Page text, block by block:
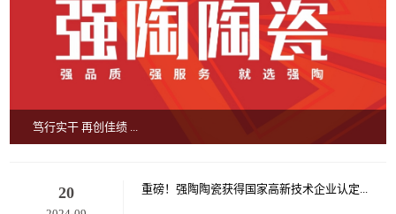
笃行实干 再创佳绩 ...
20 重磅！强陶陶瓷获得国家高新技术企业认定...